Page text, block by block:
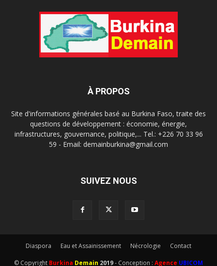
À PROPOS
Site d'informations générales basé au Burkina Faso, traite des
questions de développement : économie, énergie,
infrastructures, gouvernance, politique,... Tel.: +226 70 33 96
59 - Email: demainburkina@gmail.com
SUIVEZ NOUS
Diaspora Eau et Assainissement Nécrologie Contact
© Copyright Burkina Demain 2019- Conception : Agence UBICOM